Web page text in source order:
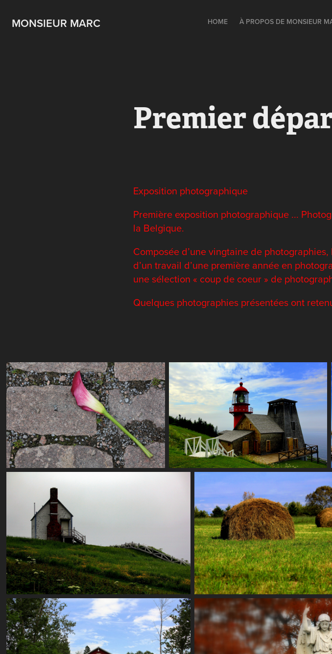
MONSIEUR MARC HOME À PROPOS DE MONSIEUR
Premier
Exposition photographique
Première exposition photographique ...
la Belgique.
Composée d’une vingtaine de
d’un travail d’une première année en
une sélection « coup de coeur » de
Quelques photographies présentées ont